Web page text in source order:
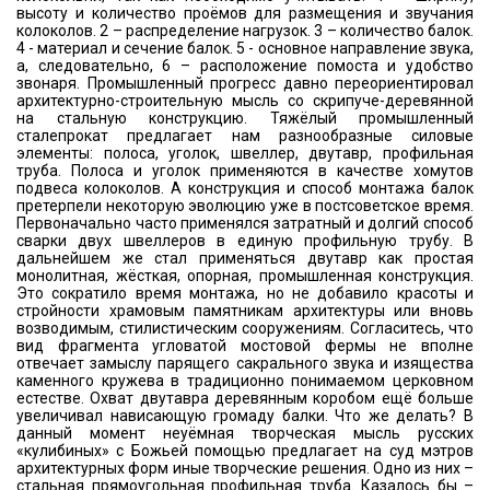
высоту и количество проёмов для размещения и звучания
колоколов. 2 – распределение нагрузок. 3 – количество балок.
4 - материал и сечение балок. 5 - основное направление звука,
а, следовательно, 6 – расположение помоста и удобство
звонаря. Промышленный прогресс давно переориентировал
архитектурно-строительную мысль со скрипуче-деревянной
на стальную конструкцию. Тяжёлый промышленный
сталепрокат предлагает нам разнообразные силовые
элементы: полоса, уголок, швеллер, двутавр, профильная
труба. Полоса и уголок применяются в качестве хомутов
подвеса колоколов. А конструкция и способ монтажа балок
претерпели некоторую эволюцию уже в постсоветское время.
Первоначально часто применялся затратный и долгий способ
сварки двух швеллеров в единую профильную трубу. В
дальнейшем же стал применяться двутавр как простая
монолитная, жёсткая, опорная, промышленная конструкция.
Это сократило время монтажа, но не добавило красоты и
стройности храмовым памятникам архитектуры или вновь
возводимым, стилистическим сооружениям. Согласитесь, что
вид фрагмента угловатой мостовой фермы не вполне
отвечает замыслу парящего сакрального звука и изящества
каменного кружева в традиционно понимаемом церковном
естестве. Охват двутавра деревянным коробом ещё больше
увеличивал нависающую громаду балки. Что же делать? В
данный момент неуёмная творческая мысль русских
«кулибиных» с Божьей помощью предлагает на суд мэтров
архитектурных форм иные творческие решения. Одно из них –
стальная прямоугольная профильная труба. Казалось бы –